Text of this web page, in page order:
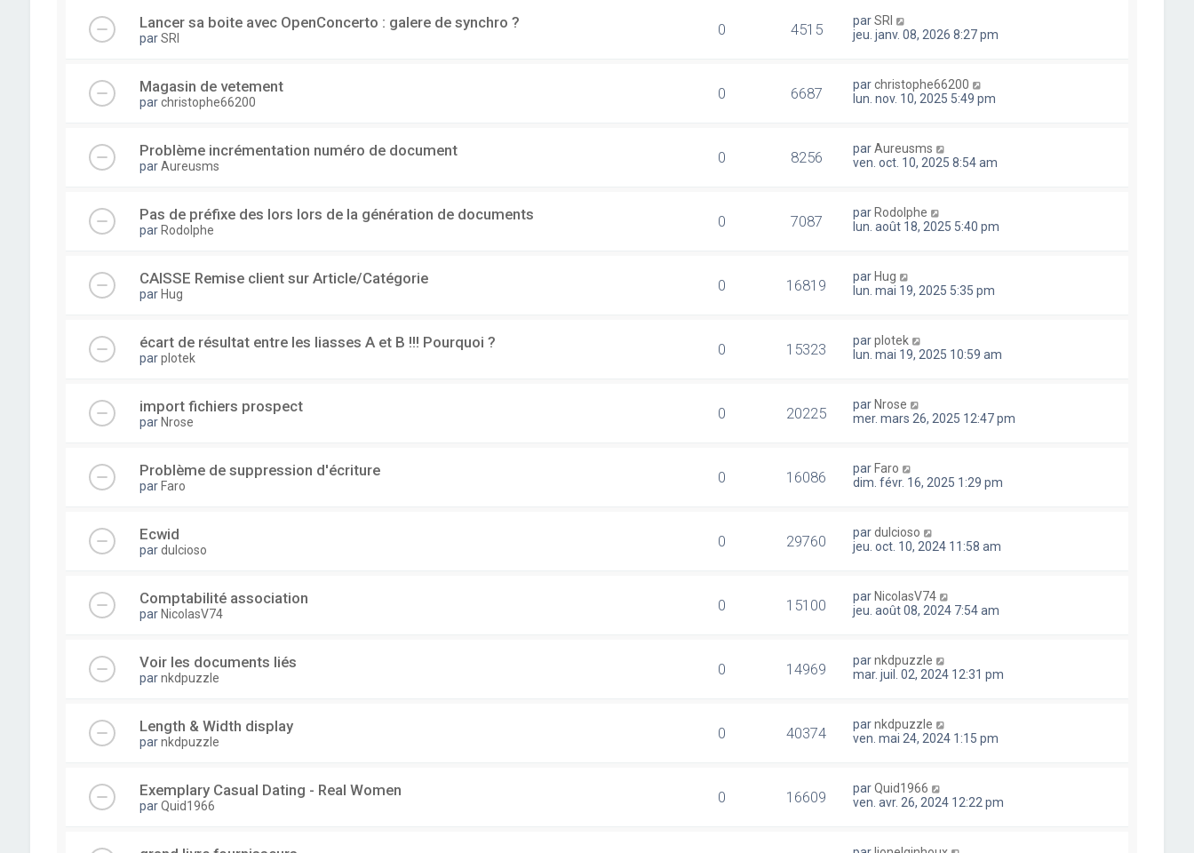
Lancer sa boite avec OpenConcerto : galere de synchro ?
parSRI 0 4515 parSRI
jeu. janv. 08, 2026 8:27 pm
Magasin de vetement
parchristophe66200 0 6687 parchristophe66200
lun. nov. 10, 2025 5:49 pm
Problème incrémentation numéro de document
parAureusms 0 8256 parAureusms
ven. oct. 10, 2025 8:54 am
Pas de préfixe des lors lors de la génération de documents
par Rodolphe 0 7087 par Rodolphe
lun. août 18, 2025 5:40 pm
CAISSE Remise client sur Article/Catégorie
par Hug 0 16819 par Hug
lun. mai 19, 2025 5:35 pm
écart de résultat entre les liasses A et B !!! Pourquoi ?
parplotek 0 15323 parplotek
lun. mai 19, 2025 10:59 am
import fichiers prospect
par Nrose 0 20225 par Nrose
mer. mars 26, 2025 12:47 pm
Problème de suppression d'écriture
par Faro 0 16086 par Faro
dim. févr. 16, 2025 1:29 pm
Ecwid
pardulcioso 0 29760 pardulcioso
jeu. oct. 10, 2024 11:58 am
Comptabilité association
par NicolasV74 0 15100 par NicolasV74
jeu. août 08, 2024 7:54 am
Voir les documents liés
parnkdpuzzle 0 14969 parnkdpuzzle
mar. juil. 02, 2024 12:31 pm
Length & Width display
parnkdpuzzle 0 40374 parnkdpuzzle
ven. mai 24, 2024 1:15 pm
Exemplary Сasual Dating - Real Women
parQuid1966 0 16609 parQuid1966
ven. avr. 26, 2024 12:22 pm